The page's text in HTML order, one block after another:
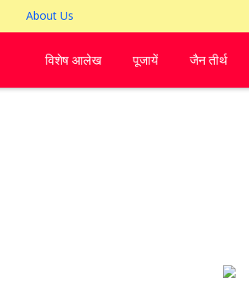
About Us
विशेष आलेख पूजायें जैन तीर्थ